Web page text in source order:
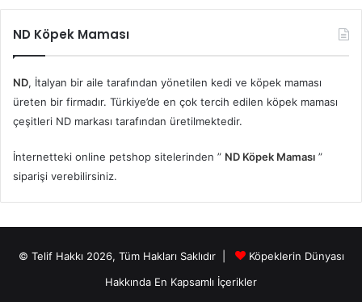
ND Köpek Maması
ND, İtalyan bir aile tarafından yönetilen kedi ve köpek maması
üreten bir firmadır. Türkiye’de en çok tercih edilen köpek maması
çeşitleri ND markası tarafından üretilmektedir.
İnternetteki online petshop sitelerinden ” ND Köpek Maması ”
siparişi verebilirsiniz.
© Telif Hakkı 2026, Tüm Hakları Saklıdır |
Köpeklerin Dünyası
Hakkında En Kapsamlı İçerikler